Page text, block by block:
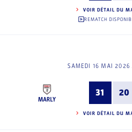
VOIR DÉTAIL DU
REMATCH
SAMEDI 16 MAI 2026
MARLY
31 20
VOIR DÉTAIL DU